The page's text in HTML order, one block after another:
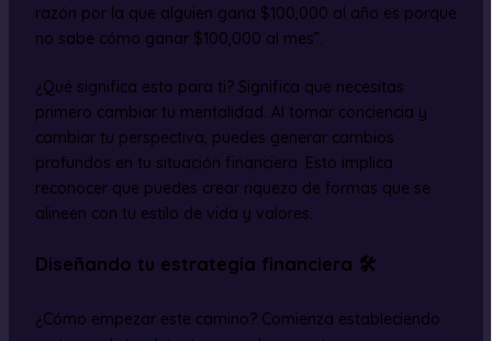
razón por la que alguien gana $100,000 al año es porque
no sabe cómo ganar $100,000 al mes”.
¿Qué significa esto para ti? Significa que necesitas
primero cambiar tu mentalidad. Al tomar conciencia y
cambiar tu perspectiva, puedes generar cambios
profundos en tu situación financiera. Esto implica
reconocer que puedes crear riqueza de formas que se
alineen con tu estilo de vida y valores.
Diseñando tu estrategia financiera 🛠️
¿Cómo empezar este camino? Comienza estableciendo